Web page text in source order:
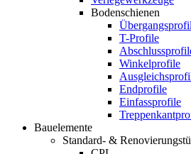
Bodenschienen
T-Profile
Winkelprofile
Endprofile
Einfassprofile
Bauelemente
Standard- &